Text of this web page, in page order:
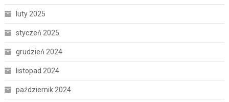
luty 2025
styczeń 2025
grudzień 2024
listopad 2024
październik 2024